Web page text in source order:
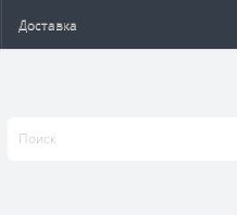
Доставка